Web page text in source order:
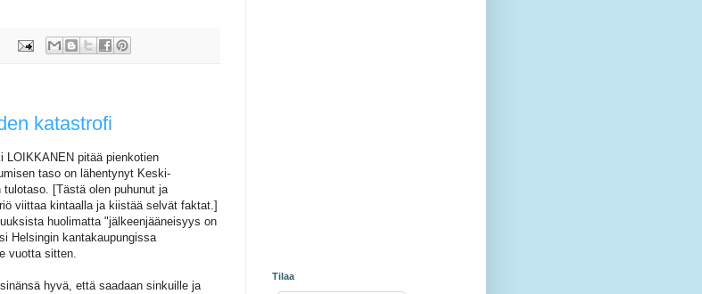
katastrofi
LOIKKANEN pitää pienkotien
taso on lähentynyt Keski-
[Tästä olen puhunut ja
viittaa kintaalla ja kiistää selvät faktat.]
huolimatta "jälkeenjääneisyys on
Helsingin kantakaupungissa
vuotta sitten.
hyvä, että saadaan sinkuille ja
Tilaa